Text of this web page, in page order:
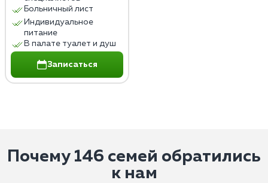
Больничный лист
Индивидуальное
питание
В палате туалет и душ
Записаться
Почему 146 семей обратились
к нам